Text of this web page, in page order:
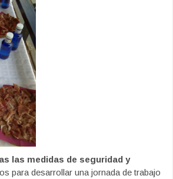
las medidas de seguridad y
para desarrollar una jornada de trabajo